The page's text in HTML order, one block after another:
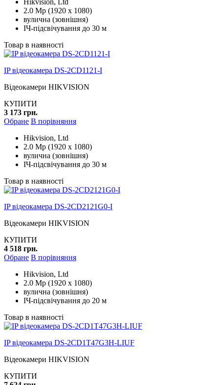
2.0 Mp (1920 x 1080)
вулична (зовнішня)
ІЧ-підсвічування до 30 м
Товар в наявності
IP відеокамера DS-2CD1121-I
Відеокамери HIKVISION
КУПИТИ
3 173 грн.
Обране В порівняння
Hikvision, Ltd
2.0 Mp (1920 x 1080)
вулична (зовнішня)
ІЧ-підсвічування до 30 м
Товар в наявності
IP відеокамера DS-2CD2121G0-I
Відеокамери HIKVISION
КУПИТИ
4 518 грн.
Обране В порівняння
Hikvision, Ltd
2.0 Mp (1920 x 1080)
вулична (зовнішня)
ІЧ-підсвічування до 20 м
Товар в наявності
IP відеокамера DS-2CD1T47G3H-LIUF
Відеокамери HIKVISION
КУПИТИ